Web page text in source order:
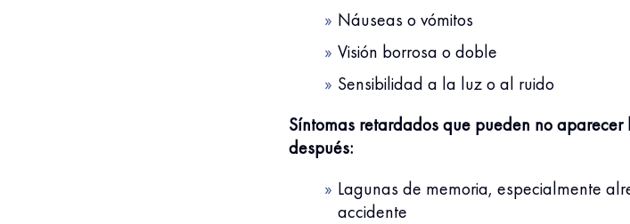
Náuseas o vómitos
Visión borrosa o doble
Sensibilidad a la luz o al ruido
Síntomas retardados que pueden no
después:
Lagunas de memoria, especialmente
accidente